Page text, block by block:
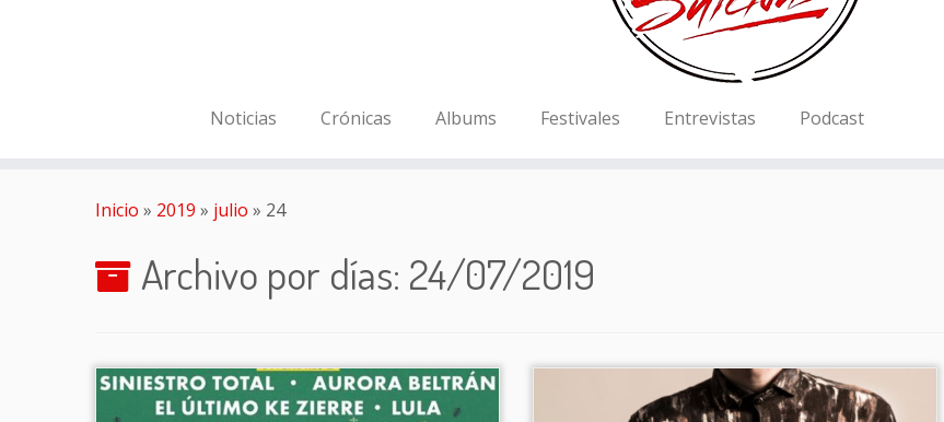
Noticias Crónicas Albums Festivales Entrevistas Podcast
Inicio » 2019 » julio » 24
Archivo por días: 24/07/2019